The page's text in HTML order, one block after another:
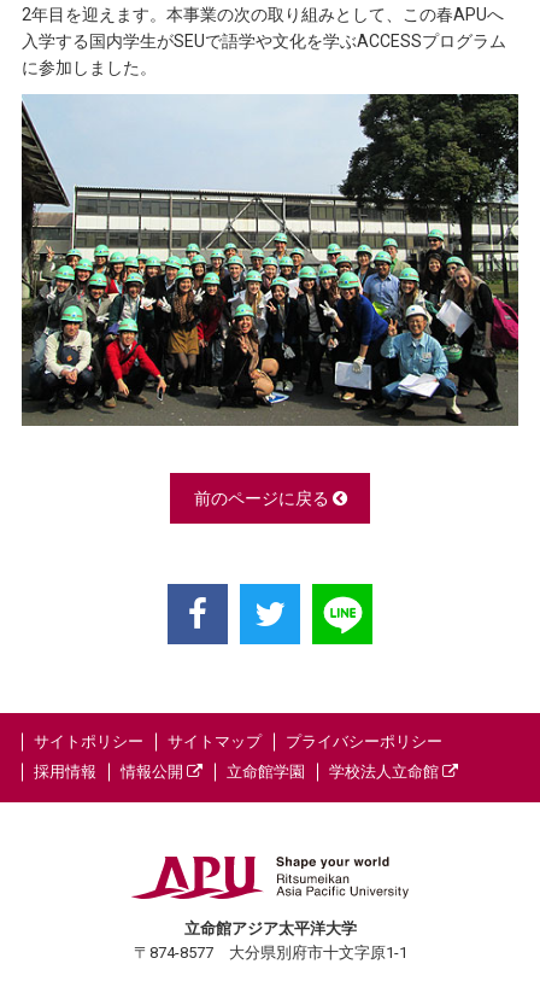
2年目を迎えます。本事業の次の取り組みとして、この春APUへ
入学する国内学生がSEUで語学や文化を学ぶACCESSプログラム
に参加しました。
前のページに戻る
サイトポリシー サイトマップ
プライバシーポリシー
採用情報
情報公開 立命館学園 学校法人立命館
立命館アジア太平洋大学
〒874-8577 大分県別府市十文字原1-1